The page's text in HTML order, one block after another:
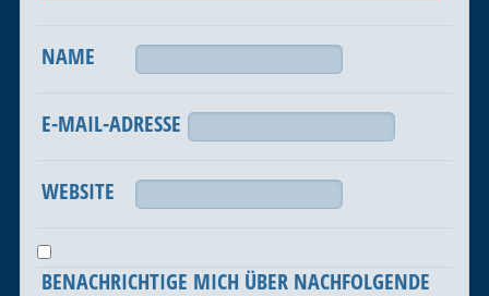
NAME
E-MAIL-ADRESSE
WEBSITE
BENACHRICHTIGE MICH ÜBER NACHFOLGENDE